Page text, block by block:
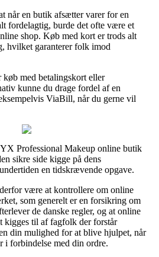
når en butik afsætter varer for en
fordelagtig, burde det ofte være et
shop. Køb med kort er trods alt
hvilket garanterer folk imod
køb med betalingskort eller
kunne du drage fordel af en
ViaBill, når du gerne vil
Professional Makeup online butik
sikre side kigge på dens
en tidskrævende opgave.
være at kontrollere om online
som generelt er en forsikring om
de danske regler, og at online
kigges til af fagfolk der forstår
din mulighed for at blive hjulpet, når
i forbindelse med din ordre.